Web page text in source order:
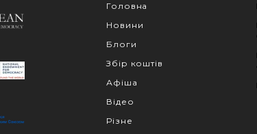
Головна
Новини
Блоги
Збір коштів
Афіша
Відео
Різне